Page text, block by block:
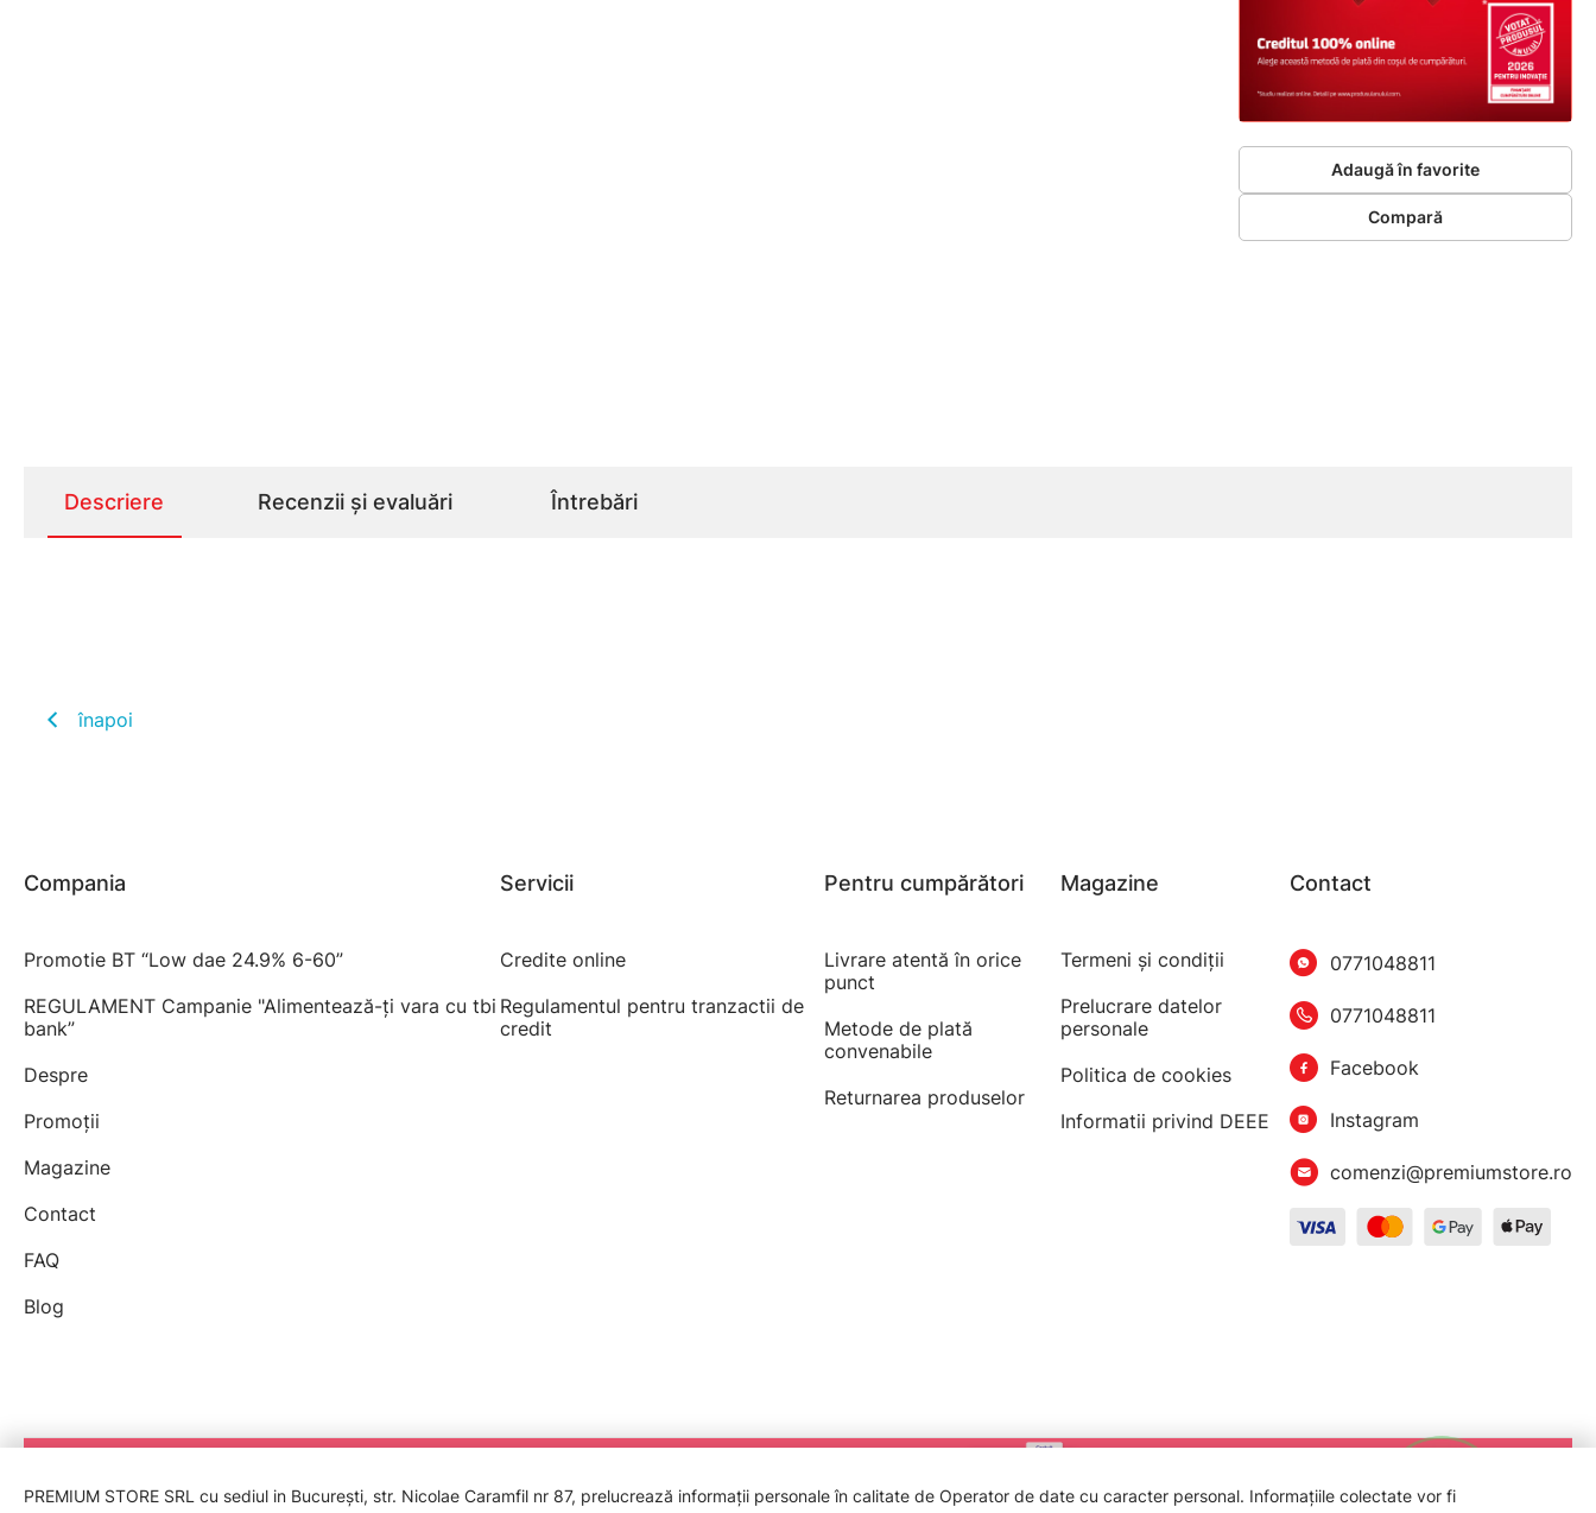
Adaugă în favorite
Compară
Descriere Recenzii și evaluări Întrebări
înapoi
Compania
Promotie BT “Low dae 24.9% 6-60”
REGULAMENT Campanie "Alimentează-ți vara cu tbi
bank”
Despre
Promoții
Magazine
Contact
FAQ
Blog
Servicii
Credite online
Regulamentul pentru tranzactii de
credit
Pentru cumpărători
Livrare atentă în orice
punct
Metode de plată
convenabile
Returnarea produselor
Magazine
Termeni şi condiţii
Prelucrare datelor
personale
Politica de cookies
Informatii privind DEEE
Contact
0771048811
0771048811
Facebook
Instagram
comenzi@premiumstore.ro
PREMIUM STORE SRL cu sediul in București, str. Nicolae Caramfil nr 87, prelucrează informații personale în calitate de Operator de date cu caracter personal. Informațiile colectate vor fi